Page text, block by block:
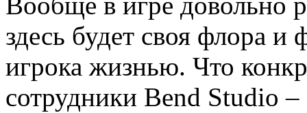
здесь будет своя флора
игрока жизнью. Что
сотрудники Bend Studio –